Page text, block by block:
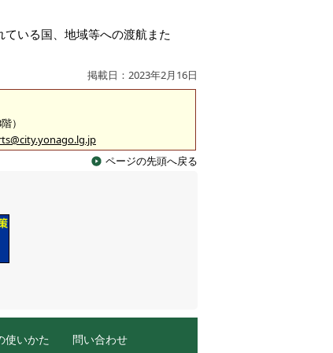
いる国、地域等への渡航また
掲載日：2023年2月16日
）
ページの先頭へ戻る
使いかた 問い合わせ